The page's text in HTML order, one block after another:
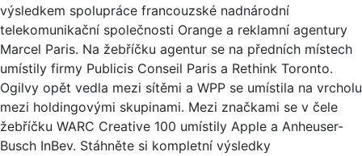
výsledkem spolupráce francouzské nadnárodní
telekomunikační společnosti Orange a reklamní agentury
Marcel Paris. Na žebříčku agentur se na předních místech
umístily firmy Publicis Conseil Paris a Rethink Toronto.
Ogilvy opět vedla mezi sítěmi a WPP se umístila na vrcholu
mezi holdingovými skupinami. Mezi značkami se v čele
žebříčku WARC Creative 100 umístily Apple a Anheuser-
Busch InBev. Stáhněte si kompletní výsledky